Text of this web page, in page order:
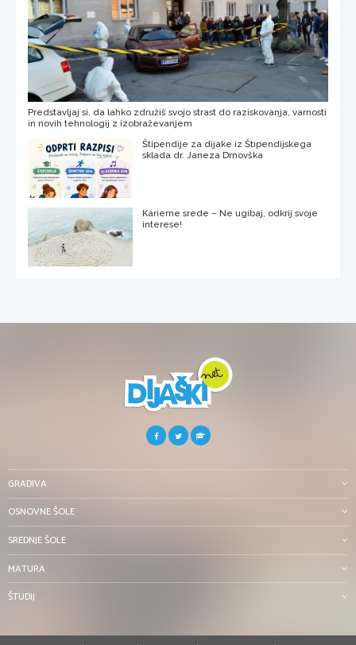
Predstavljaj si, da lahko združiš svojo strast do raziskovanja, varnosti
in novih tehnologij z izobraževanjem
Štipendije za dijake iz Štipendijskega
sklada dr. Janeza Drnovška
Karierne srede – Ne ugibaj, odkrij svoje
interese!
GRADIVA
OSNOVNE ŠOLE
SREDNJE ŠOLE
MATURA
ŠTUDIJ